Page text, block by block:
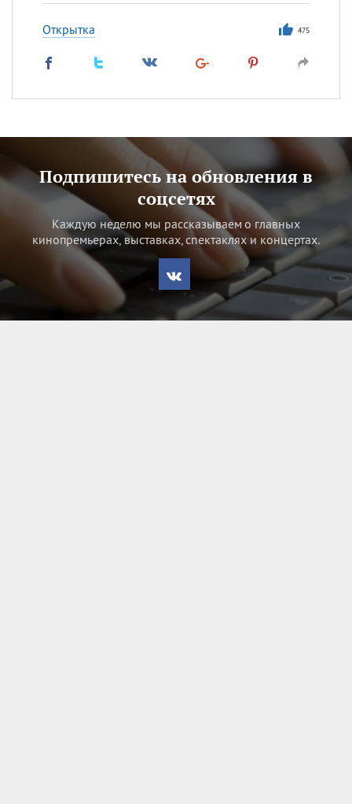
Открытка 475
Подпишитесь на обновления в
соцсетях
Каждую неделю мы рассказываем о главных
кинопремьерах, выставках, спектаклях и концертах.